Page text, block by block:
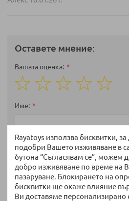
Rayatoys използва бисквитки,
подобри Вашето изживяване в
бутона “Съгласявам се”, можем
добро изживяване по време на
пазаруване. Блокирането на
бисквитки ще окаже влияние
Ви доставяме
Оставете мнение:
Вашата оценка
star
stars
stars
stars
stars
Име
Избрани артикули
Мнение